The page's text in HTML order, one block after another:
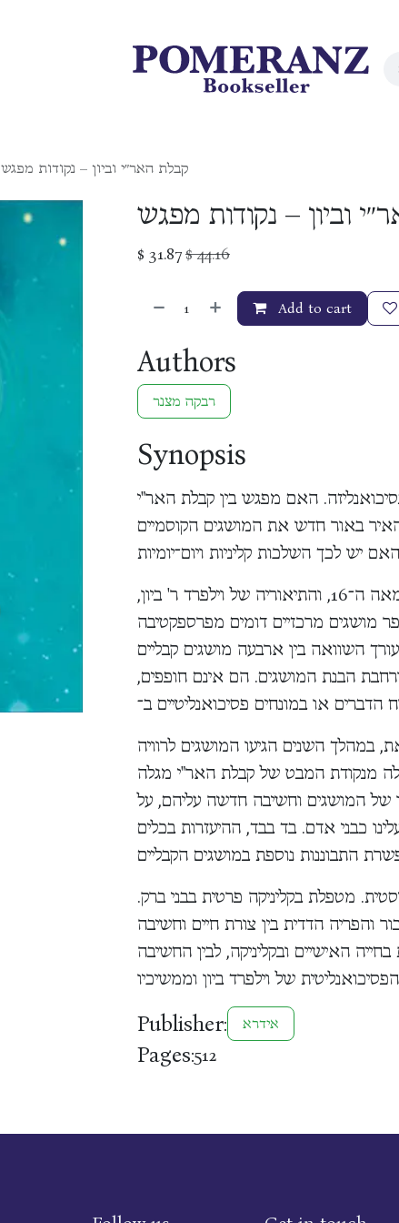
קבלת האר״י וביון – נקודות מפגש
וביון – נקודות מפגש
$ 31.87$44.16
Add to cart
Authors
רבקה מצנר
Synopsis
האם מפגש בין קבלת האר"י
להאיר באור חדש את המושגים הקוסמיים
קבלת האר"י, מיסודו של רבי יצחק לוריא, שנכתבה במאה ה־16, והתיאוריה של וילפרד ר' ביון,
שחי במאה ה־20, דנות במספר מושגים מרכזיים דומים מפרספקטיבה
השוואה בין ארבעה מושגים קבליים
הבנת המושגים. הם אינם חופפים,
במהלך השנים הגיעו המושגים לרוויה
מנקודת המבט של קבלת האר"י מגלה
של המושגים וחשיבה חדשה עליהם, על
כבני אדם. בד בבד, ההיעזרות בכלים
מטפלת בקליניקה פרטית בבני ברק.
הדדית בין צורת חיים וחשיבה
האישיים ובקליניקה, לבין החשיבה
Publisher: אידרא
Pages:512